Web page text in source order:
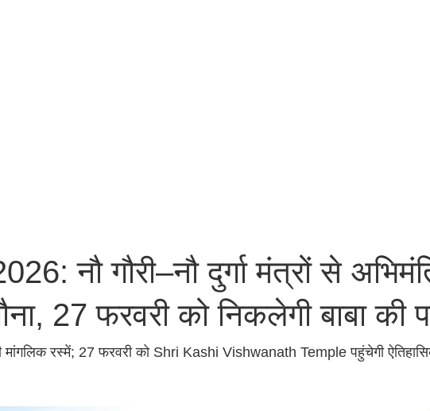
नौ गौरी–नौ दुर्गा मंत्रों से
27 फरवरी को निकलेगी बाबा की
मांगलिक रस्में; 27 फरवरी को Shri Kashi Vishwanath Temple पहुंचेगी